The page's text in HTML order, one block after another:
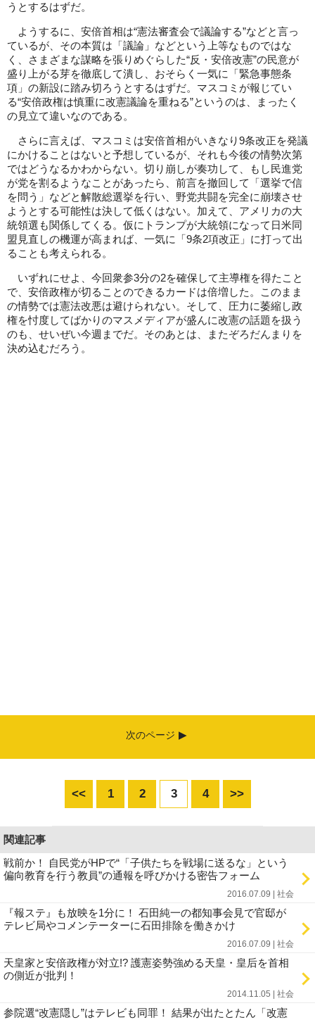
うとするはずだ。
ようするに、安倍首相は“憲法審査会で議論する”などと言っ
ているが、その本質は「議論」などという上等なものではな
く、さまざまな謀略を張りめぐらした“反・安倍改憲”の民意が
盛り上がる芽を徹底して潰し、おそらく一気に「緊急事態条
項」の新設に踏み切ろうとするはずだ。マスコミが報じてい
る“安倍政権は慎重に改憲議論を重ねる”というのは、まったく
の見立て違いなのである。
さらに言えば、マスコミは安倍首相がいきなり9条改正を発議
にかけることはないと予想しているが、それも今後の情勢次第
ではどうなるかわからない。切り崩しが奏功して、もし民進党
が党を割るようなことがあったら、前言を撤回して「選挙で信
を問う」などと解散総選挙を行い、野党共闘を完全に崩壊させ
ようとする可能性は決して低くはない。加えて、アメリカの大
統領選も関係してくる。仮にトランプが大統領になって日米同
盟見直しの機運が高まれば、一気に「9条2項改正」に打って出
ることも考えられる。
いずれにせよ、今回衆参3分の2を確保して主導権を得たこと
で、安倍政権が切ることのできるカードは倍増した。このまま
の情勢では憲法改悪は避けられない。そして、圧力に萎縮し政
権を忖度してばかりのマスメディアが盛んに改憲の話題を扱う
のも、せいぜい今週までだ。そのあとは、またぞろだんまりを
決め込むだろう。
次のページ
<< 1 2 3 4 >>
関連記事
戦前か！ 自民党がHPで“「子供たちを戦場に送るな」という
偏向教育を行う教員”の通報を呼びかける密告フォーム
2016.07.09 | 社会
『報ステ』も放映を1分に！ 石田純一の都知事会見で官邸が
テレビ局やコメンテーターに石田排除を働きかけ
2016.07.09 | 社会
天皇家と安倍政権が対立!? 護憲姿勢強める天皇・皇后を首相
の側近が批判！
2014.11.05 | 社会
参院選“改憲隠し”はテレビも同罪！ 結果が出たとたん「改憲